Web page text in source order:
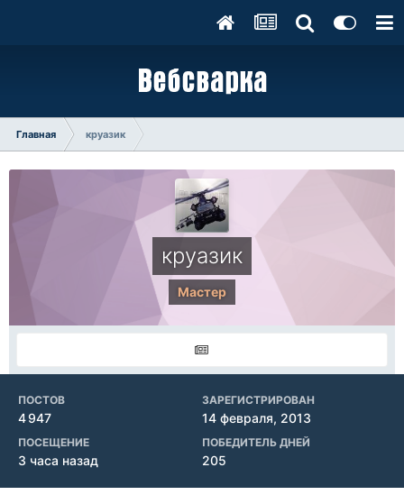
Главная круазик
круазик
Мастер
ПОСТОВ
4 947
ЗАРЕГИСТРИРОВАН
14 февраля, 2013
ПОСЕЩЕНИЕ
3 часа назад
ПОБЕДИТЕЛЬ ДНЕЙ
205